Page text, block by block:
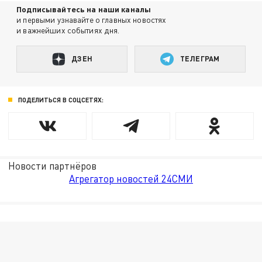
Подписывайтесь на наши каналы
и первыми узнавайте о главных новостях
и важнейших событиях дня.
ДЗЕН ТЕЛЕГРАМ
ПОДЕЛИТЬСЯ В СОЦСЕТЯХ:
Новости партнёров
Агрегатор новостей 24СМИ